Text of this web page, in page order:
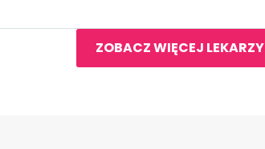
ZOBACZ WIĘCEJ LEKARZY